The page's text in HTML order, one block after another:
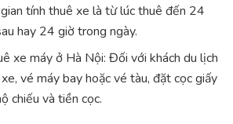
tính thuê xe là từ lúc thuê đến 24
hay 24 giờ trong ngày.
xe máy ở Hà Nội: Đối với khách du lịch
vé máy bay hoặc vé tàu, đặt cọc giấy
chiếu và tiền cọc.